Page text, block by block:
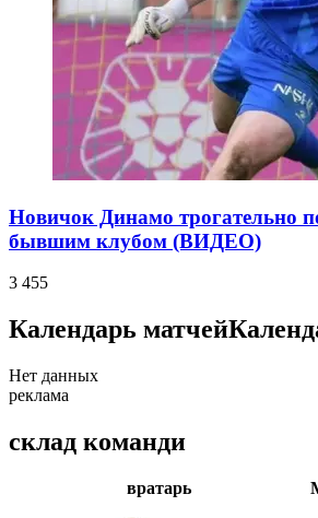
Новичок Динамо трогательно
бывшим клубом (ВИДЕО)
3 455
Календарь матчей
Нет данных
реклама
склад команди
вратарь